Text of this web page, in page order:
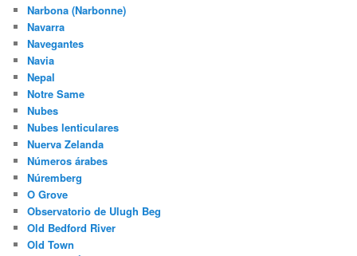
Narbona (Narbonne)
Navarra
Navegantes
Navia
Nepal
Notre Same
Nubes
Nubes lenticulares
Nuerva Zelanda
Números árabes
Núremberg
O Grove
Observatorio de Ulugh Beg
Old Bedford River
Old Town